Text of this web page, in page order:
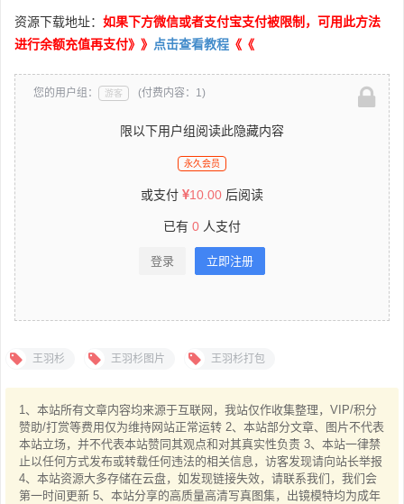
资源下载地址： 如果下方微信或者支付宝支付被限制，可用此方法
进行余额充值再支付》》 点击查看教程 《《
您的用户组： 游客 (付费内容：1)
限以下用户组阅读此隐藏内容
永久会员
或支付 10.00 后阅读
已有 0 人支付
登录 立即注册
王羽杉 王羽杉图片 王羽杉打包
1、本站所有文章内容均来源于互联网，我站仅作收集整理，VIP/积分
赞助/打赏等费用仅为维持网站正常运转 2、本站部分文章、图片不代表
本站立场，并不代表本站赞同其观点和对其真实性负责 3、本站一律禁
止以任何方式发布或转载任何违法的相关信息，访客发现请向站长举报
4、本站资源大多存储在云盘，如发现链接失效，请联系我们，我们会
第一时间更新 5、本站分享的高质量高清写真图集，出镜模特均为成年